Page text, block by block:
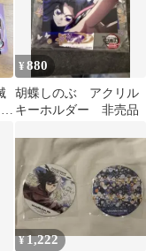
¥880
胡蝶しのぶ アクリル
キーホルダー 非売品
¥1,222